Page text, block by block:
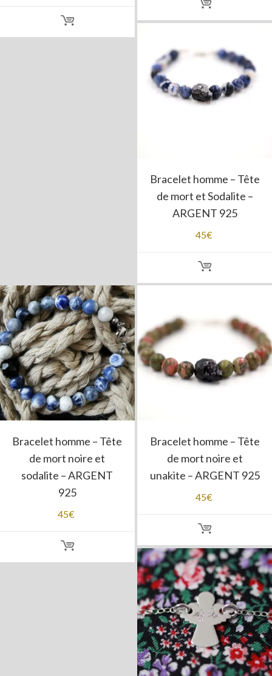
Bracelet homme – Tête
de mort et Sodalite –
ARGENT 925
45€
Bracelet homme – Tête
de mort noire et
sodalite – ARGENT
925
45€
Bracelet homme – Tête
de mort noire et
unakite – ARGENT 925
45€